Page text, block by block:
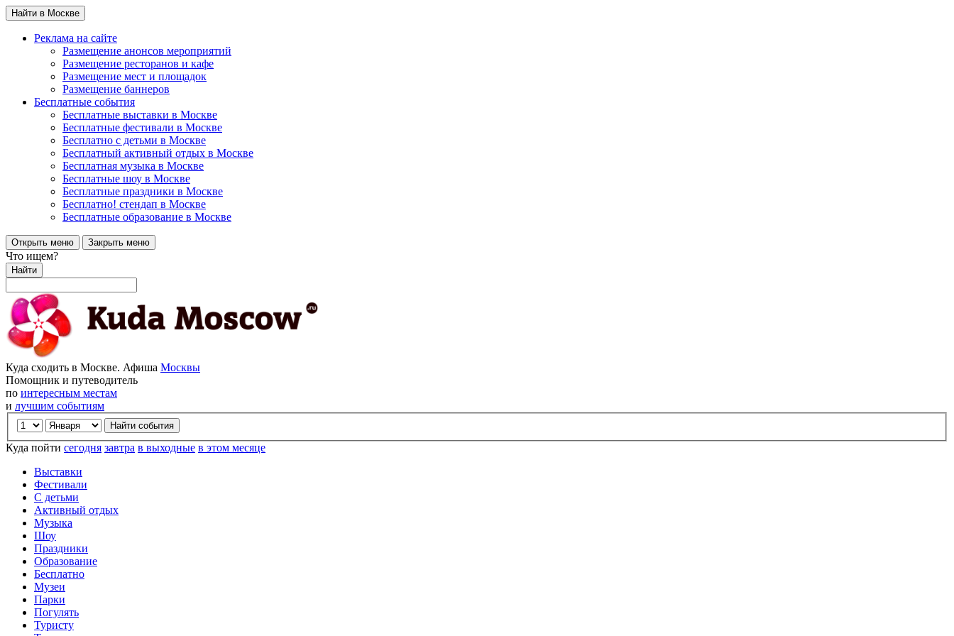
Найти в Москве
Реклама на сайте
Размещение анонсов мероприятий
Размещение ресторанов и кафе
Размещение мест и площадок
Размещение баннеров
Бесплатные события
Бесплатные выставки в Москве
Бесплатные фестивали в Москве
Бесплатно с детьми в Москве
Бесплатный активный отдых в Москве
Бесплатная музыка в Москве
Бесплатные шоу в Москве
Бесплатные праздники в Москве
Бесплатно! стендап в Москве
Бесплатные образование в Москве
Открыть меню Закрыть меню
Что ищем?
Найти
Куда сходить в Москве. Афиша Москвы
Помощник и путеводитель
по интересным местам
и лучшим событиям
Куда пойти сегодня завтра в выходные в этом месяце
Выставки
Фестивали
С детьми
Активный отдых
Музыка
Шоу
Праздники
Образование
Бесплатно
Музеи
Парки
Погулять
Туристу